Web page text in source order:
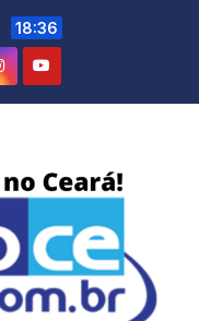
18:36